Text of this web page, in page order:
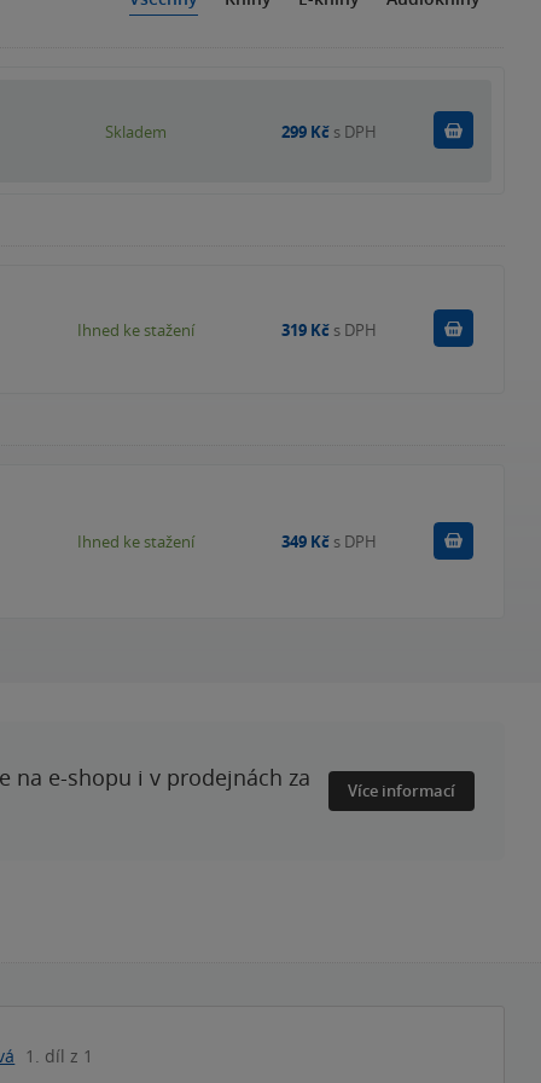
Skladem 299 Kč s DPH
Ihned ke stažení 319 Kč s DPH Koupit
Ihned ke stažení 349 Kč s DPH Koupit
na e-shopu i v prodejnách za Více informací
1. díl z 1